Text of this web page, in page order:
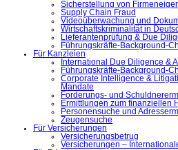
Sicherstellung von
Supply Chain Fraud
Videoüberwachung und
Wirtschaftskriminalität in
Lieferantenprüfung & Due
Führungskräfte-Background-
Für Kanzleien
International Due Diligence &
Führungskräfte-Background-
Corporate Intelligence &
Mandate
Forderungs- und
Ermittlungen zum finanziellen
Personensuche und
Zeugensuche
Für Versicherungen
Versicherungsbetrug
Versicherungen –